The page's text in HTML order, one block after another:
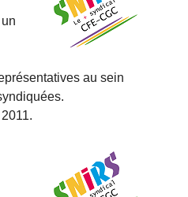
au sein